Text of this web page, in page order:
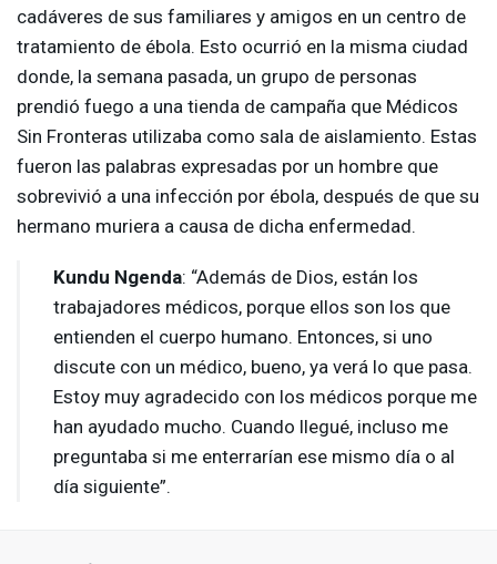
cadáveres de sus familiares y amigos en un centro de
tratamiento de ébola. Esto ocurrió en la misma ciudad
donde, la semana pasada, un grupo de personas
prendió fuego a una tienda de campaña que Médicos
Sin Fronteras utilizaba como sala de aislamiento. Estas
fueron las palabras expresadas por un hombre que
sobrevivió a una infección por ébola, después de que su
hermano muriera a causa de dicha enfermedad.
Kundu Ngenda: “Además de Dios, están los
trabajadores médicos, porque ellos son los que
entienden el cuerpo humano. Entonces, si uno
discute con un médico, bueno, ya verá lo que pasa.
Estoy muy agradecido con los médicos porque me
han ayudado mucho. Cuando llegué, incluso me
preguntaba si me enterrarían ese mismo día o al
día siguiente”.